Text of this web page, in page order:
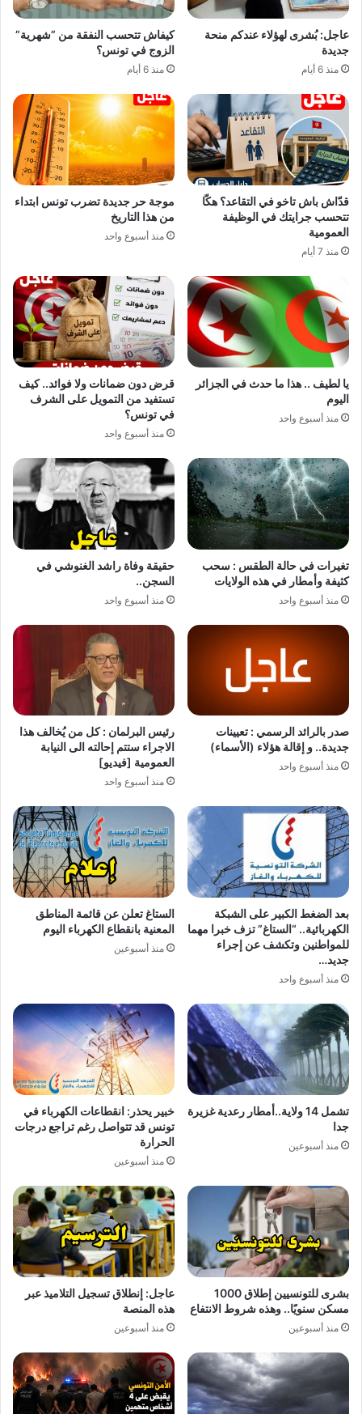
عاجل: بُشرى لهؤلاء عندكم منحة
جديدة
منذ 6 أيام
كيفاش تتحسب النفقة من ”شهرية”
الزوج في تونس؟
منذ 6 أيام
قدّاش باش تاخو في التقاعد؟ هكّا
تتحسب جرايتك في الوظيفة
العمومية
منذ 7 أيام
موجة حر جديدة تضرب تونس ابتداء
من هذا التاريخ
منذ أسبوع واحد
يا لطيف .. هذا ما حدث في الجزائر
اليوم
منذ أسبوع واحد
قرض دون ضمانات ولا فوائد.. كيف
تستفيد من التمويل على الشرف
في تونس؟
منذ أسبوع واحد
تغيرات في حالة الطقس : سحب
كثيفة وأمطار في هذه الولايات
منذ أسبوع واحد
حقيقة وفاة راشد الغنوشي في
السجن..
منذ أسبوع واحد
صدر بالرائد الرسمي : تعيينات
جديدة.. و إقالة هؤلاء (الأسماء)
منذ أسبوع واحد
رئيس البرلمان : كل من يُخالف هذا
الاجراء ستتم إحالته الى النيابة
العمومية [فيديو]
منذ أسبوع واحد
بعد الضغط الكبير على الشبكة
الكهربائية.. “الستاغ” تزف خبرا مهما
للمواطنين وتكشف عن إجراء
جديد…
منذ أسبوع واحد
الستاغ تعلن عن قائمة المناطق
المعنية بانقطاع الكهرباء اليوم
منذ أسبوعين
تشمل 14 ولاية..أمطار رعدية غزيرة
جدا
منذ أسبوعين
خبير يحذر: انقطاعات الكهرباء في
تونس قد تتواصل رغم تراجع درجات
الحرارة
منذ أسبوعين
بشرى للتونسيين إطلاق 1000
مسكن سنويًا.. وهذه شروط الانتفاع
منذ أسبوعين
عاجل: إنطلاق تسجيل التلاميذ عبر
هذه المنصة
منذ أسبوعين